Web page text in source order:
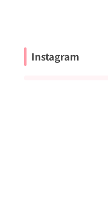
Instagram